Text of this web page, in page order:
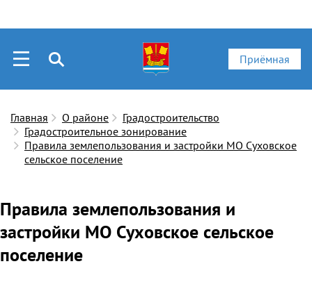
Приёмная
Главная О районе
Градостроительство
Градостроительное зонирование
Правила землепользования и застройки МО Суховское
сельское поселение
Правила землепользования и
застройки МО Суховское сельское
поселение